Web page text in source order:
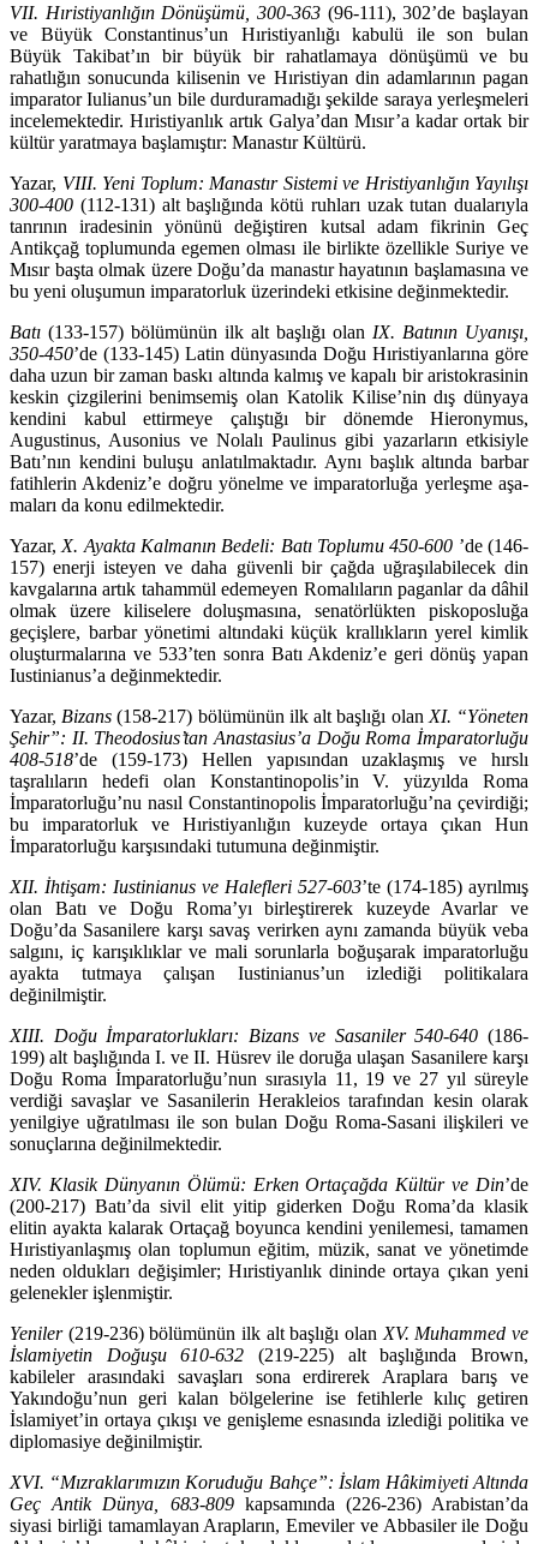
VII. Hıristiyanlığın Dönüşümü, 300-363 (96-111), 302’de başlayan
ve Büyük Constantinus’un Hıristiyanlığı kabulü ile son bulan
Büyük Takibat’ın bir büyük bir rahatlamaya dönüşümü ve bu
rahatlığın sonucunda kilisenin ve Hıristiyan din adamlarının pagan
imparator Iulianus’un bile durduramadığı şekilde saraya yerleşmeleri
incelemektedir. Hıristiyanlık artık Galya’dan Mı­sır’a kadar ortak bir
kültür yaratmaya başlamıştır: Manastır Kültürü.
Yazar, VIII. Yeni Toplum: Manastır Sistemi ve Hristiyanlığın Yayılışı
300-400 (112-131) alt başlığında kötü ruhları uzak tutan dualarıyla
tanrının irade­sinin yönünü değiştiren kutsal adam fikrinin Geç
Antikçağ toplumunda ege­men olması ile birlikte özellikle Suriye ve
Mısır başta olmak üzere Doğu’da ma­nastır hayatının başlamasına ve
bu yeni oluşumun imparatorluk üzerin­deki etkisine değinmektedir.
Batı (133-157) bölümünün ilk alt başlığı olan IX. Batının Uyanışı,
350-450’de (133-145) Latin dünyasında Doğu Hıristiyanlarına göre
daha uzun bir zaman baskı altında kalmış ve kapalı bir aristokrasinin
keskin çizgilerini be­nim­semiş olan Katolik Kilise’nin dış dünyaya
kendini kabul ettirmeye çalıştığı bir dönemde Hieronymus,
Augustinus, Ausonius ve Nolalı Paulinus gibi ya­zar­ların etkisiyle
Batı’nın kendini buluşu anlatılmaktadır. Aynı başlık altında barbar
fatihlerin Akdeniz’e doğru yönelme ve imparatorluğa yerleşme aşa­
maları da konu edilmektedir.
Yazar, X. Ayakta Kalmanın Bedeli: Batı Toplumu 450-600 ’de (146-
157) enerji isteyen ve daha güvenli bir çağda uğraşılabilecek din
kavgalarına artık tahammül edemeyen Romalıların paganlar da dâhil
olmak üzere kiliselere do­luşmasına, senatörlükten piskoposluğa
geçişlere, barbar yönetimi altında­ki küçük krallıkların yerel kimlik
oluşturmalarına ve 533’ten sonra Batı Akde­niz’e geri dönüş yapan
Iustinianus’a değinmektedir.
Yazar, Bizans (158-217) bölümünün ilk alt başlığı olan XI. “Yöneten
Şehir”: II. Theodosius’tan Anastasius’a Doğu Roma İmparatorluğu
408-518’de (159-173) Hellen yapısından uzaklaşmış ve hırslı
taşralıların hedefi olan Konstanti­no­polis’in V. yüzyılda Roma
İmparatorluğu’nu nasıl Constantinopolis İmparatorluğu’na çevirdiği;
bu imparatorluk ve Hıristiyanlığın kuzeyde ortaya çıkan Hun
İmparatorluğu karşısındaki tutumuna değinmiştir.
XII. İhtişam: Iustinianus ve Halefleri 527-603’te (174-185) ayrılmış
olan Batı ve Doğu Roma’yı birleştirerek kuzeyde Avarlar ve
Doğu’da Sasanilere kar­şı savaş verirken aynı zamanda büyük veba
salgını, iç karışıklıklar ve mali sorunlarla boğuşarak imparatorluğu
ayakta tutmaya çalışan Iustinianus’un izlediği politikalara
değinilmiştir.
XIII. Doğu İmparatorlukları: Bizans ve Sasaniler 540-640 (186-
199) alt başlığında I. ve II. Hüsrev ile doruğa ulaşan Sasanilere karşı
Doğu Roma İmpa­ratorluğu’nun sırasıyla 11, 19 ve 27 yıl süreyle
verdiği savaşlar ve Sasanilerin Herakleios tarafından kesin olarak
yenilgiye uğratılması ile son bulan Doğu Roma-Sasani ilişkileri ve
sonuçlarına değinilmektedir.
XIV. Klasik Dünyanın Ölümü: Erken Ortaçağda Kültür ve Din’de
(200-217) Batı’da sivil elit yitip giderken Doğu Roma’da klasik
elitin ayakta kalarak Orta­çağ boyunca kendini yenilemesi, tamamen
Hıristiyanlaşmış olan toplumun eğitim, müzik, sanat ve yönetimde
neden oldukları değişimler; Hıristiyanlık di­ninde ortaya çıkan yeni
gelenekler işlenmiştir.
Yeniler(219-236) bölümünün ilk alt başlığı olan XV. Muhammed ve
İs­lamiyetin Doğuşu 610-632 (219-225) alt başlığında Brown,
kabileler arasın­daki savaşları sona erdirerek Araplara barış ve
Yakındoğu’nun geri kalan bölgelerine ise fetihlerle kılıç getiren
İslamiyet’in ortaya çıkışı ve genişleme esnasında izlediği politika ve
diplomasiye değinilmiştir.
XVI. “Mızraklarımızın Koruduğu Bahçe”: İslam Hâkimiyeti Altında
Geç Antik Dünya, 683-809kapsamında (226-236) Arabistan’da
siyasi birliği ta­mam­layan Arapların, Emeviler ve Abbasiler ile Doğu